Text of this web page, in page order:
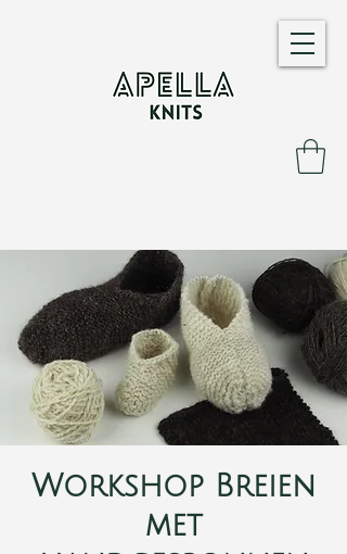
Workshop Breien
met